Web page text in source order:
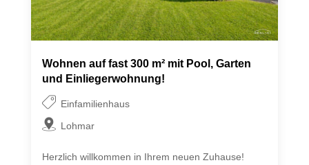
Wohnen auf fast 300 m² mit Pool, Garten
und Einliegerwohnung!
Einfamilienhaus
Lohmar
Herzlich willkommen in Ihrem neuen Zuhause!